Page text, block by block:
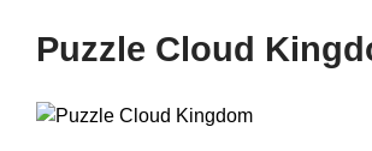
Puzzle Cloud